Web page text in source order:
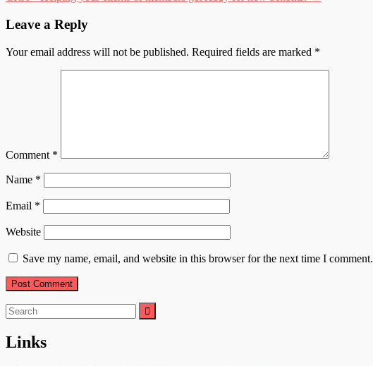
navigation
Leave a Reply
Your email address will not be published. Required fields are marked *
Comment *
Name *
Email *
Website
Save my name, email, and website in this browser for the next time I comment.
Search
for:
Links